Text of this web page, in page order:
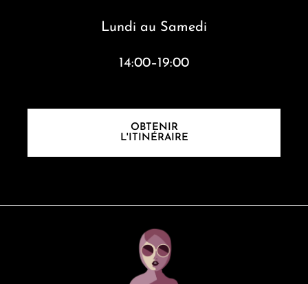
Lundi au Samedi
14:00–19:00
OBTENIR
L'ITINÉRAIRE